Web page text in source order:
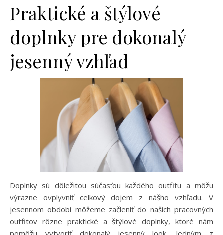
Praktické a štýlové
doplnky pre dokonalý
jesenný vzhľad
Doplnky sú dôležitou súčasťou každého outfitu a môžu
výrazne ovplyvniť celkový dojem z nášho vzhľadu. V
jesennom období môžeme začleniť do našich pracovných
outfitov rôzne praktické a štýlové doplnky, ktoré nám